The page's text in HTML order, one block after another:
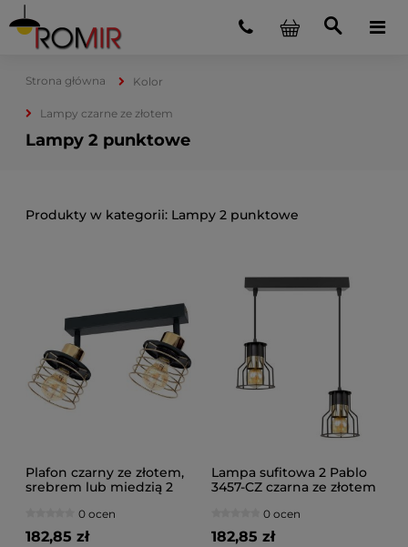
Strona główna Kolor
Lampy czarne ze złotem
Lampy 2 punktowe
Lampy 2 punktowe
Plafon czarny ze złotem,
srebrem lub miedzią 2
przegubach
0 ocen
182,85 zł
Lampa sufitowa 2 Pablo
3457-CZ czarna ze złotem
0 ocen
182,85 zł